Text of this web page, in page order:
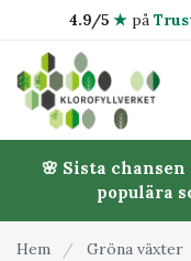
4.9/5 ★på
🌸 Sista
populära
Hem / Gröna växter